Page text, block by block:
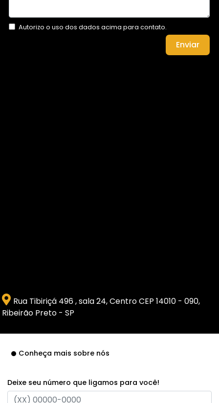
Autorizo o uso dos dados acima para contato.
Enviar
Rua Tibiriçá 496 , sala 24, Centro CEP 14010 - 090,
Ribeirão Preto - SP
Conheça mais sobre nós
Deixe seu número que ligamos para você!